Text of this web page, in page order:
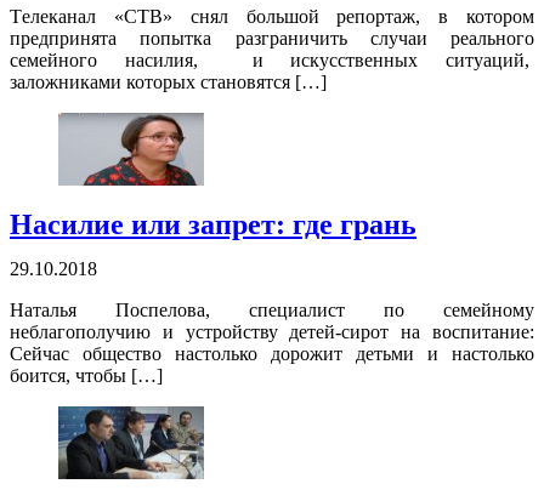
Tелеканал «СTВ» снял большой репортаж, в котором
предпринята попытка разграничить случаи реального
семейного насилия, и искусственных ситуаций,
заложниками которых становятся […]
Насилие или запрет: где грань
29.10.2018
Наталья Поспелова, специалист по семейному
неблагополучию и устройству детей-сирот на воспитание:
Сейчас общество настолько дорожит детьми и настолько
боится, чтобы […]